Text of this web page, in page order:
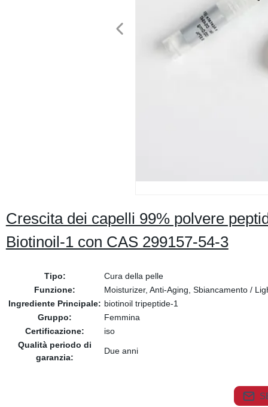
Crescita dei capelli 99% polvere
Biotinoil-1 con CAS 299157-54-3
Tipo:
Cura della pelle
Funzione:
Moisturizer, Anti-Aging, Sbiancamento /
Ingrediente Principale: biotinoil tripeptide-1
Gruppo:
Femmina
Certificazione:
iso
Qualità periodo di
garanzia:
Due anni